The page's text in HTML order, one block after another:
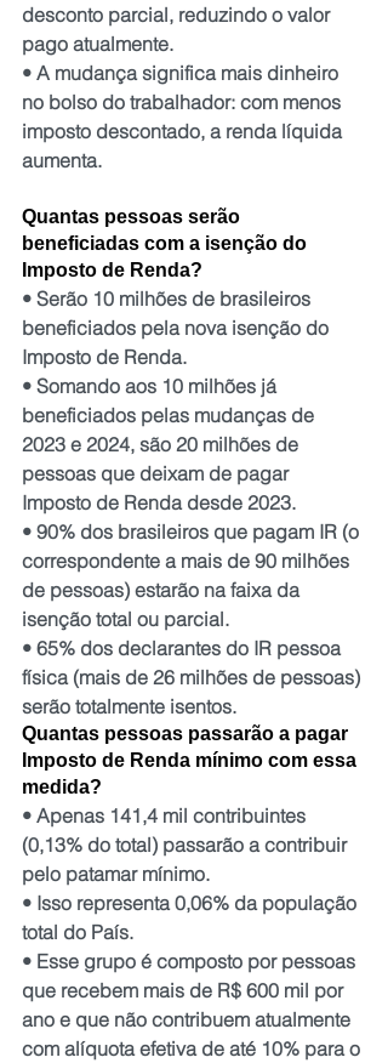
desconto parcial, reduzindo o valor
pago atualmente.
• A mudança significa mais dinheiro
no bolso do trabalhador: com menos
imposto descontado, a renda líquida
aumenta.
Quantas pessoas serão
beneficiadas com a isenção do
Imposto de Renda?
• Serão 10 milhões de brasileiros
beneficiados pela nova isenção do
Imposto de Renda.
• Somando aos 10 milhões já
beneficiados pelas mudanças de
2023 e 2024, são 20 milhões de
pessoas que deixam de pagar
Imposto de Renda desde 2023.
• 90% dos brasileiros que pagam IR (o
correspondente a mais de 90 milhões
de pessoas) estarão na faixa da
isenção total ou parcial.
• 65% dos declarantes do IR pessoa
física (mais de 26 milhões de pessoas)
serão totalmente isentos.
Quantas pessoas passarão a pagar
Imposto de Renda mínimo com essa
medida?
• Apenas 141,4 mil contribuintes
(0,13% do total) passarão a contribuir
pelo patamar mínimo.
• Isso representa 0,06% da população
total do País.
• Esse grupo é composto por pessoas
que recebem mais de R$ 600 mil por
ano e que não contribuem atualmente
com alíquota efetiva de até 10% para o